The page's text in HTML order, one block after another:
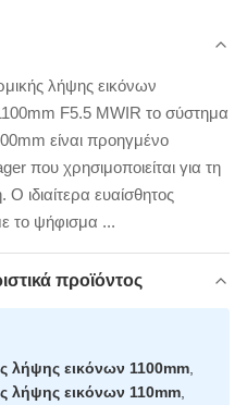
λήψης εικόνων
F5.5 MWIR το σύστημα
είναι προηγμένο
που χρησιμοποιείται για τη
ιδιαίτερα ευαίσθητος
το ψήφισμα ...
προϊόντος
λήψης εικόνων 1100mm
λήψης εικόνων 110mm